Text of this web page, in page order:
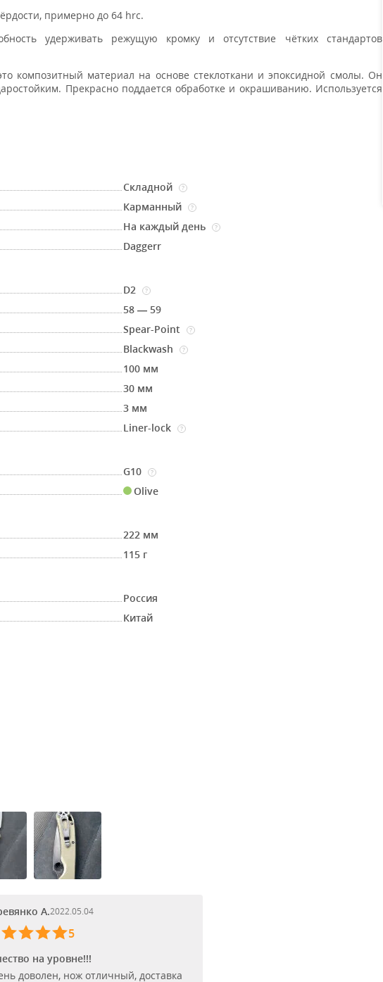
примерно до 64 hrc.
удерживать режущую кромку и отсутствие чётких стандартов
композитный материал на основе стеклоткани и эпоксидной смолы. Он
Прекрасно поддается обработке и окрашиванию. Используется
Складной ?
Карманный ?
На каждый день ?
Daggerr
D2 ?
58 — 59
Spear-Point ?
Blackwash ?
100 мм
30 мм
3 мм
Liner-lock ?
G10 ?
Olive
222 мм
115 г
Россия
Китай
А.2022.05.04
5
на уровне!!!
доволен, нож отличный, доставка